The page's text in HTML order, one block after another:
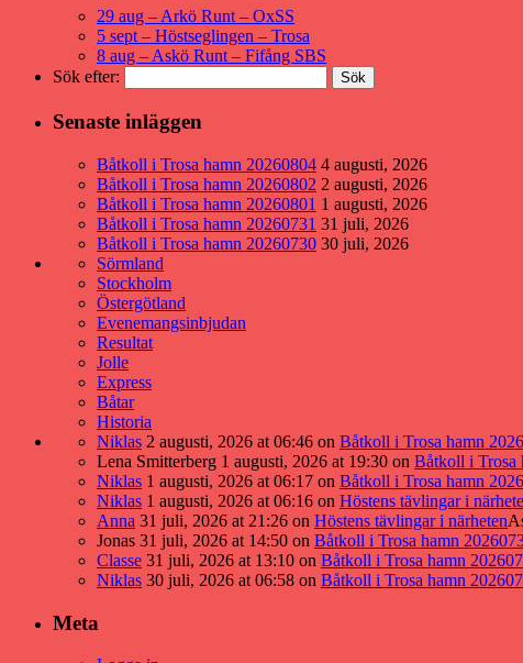
29 aug – Arkö Runt – OxSS
5 sept – Höstseglingen – Trosa
8 aug – Askö Runt – Fifång SBS
Sök efter:
Senaste inläggen
Båtkoll i Trosa hamn 20260804 4 augusti, 2026
Båtkoll i Trosa hamn 20260802 2 augusti, 2026
Båtkoll i Trosa hamn 20260801 1 augusti, 2026
Båtkoll i Trosa hamn 20260731 31 juli, 2026
Båtkoll i Trosa hamn 20260730 30 juli, 2026
Sörmland
Stockholm
Östergötland
Evenemangsinbjudan
Resultat
Jolle
Express
Båtar
Historia
Niklas 2 augusti, 2026 at 06:46 on Båtkoll i Trosa hamn
Lena Smitterberg 1 augusti, 2026 at 19:30 on Båtkoll i Trosa
Niklas 1 augusti, 2026 at 06:17 on Båtkoll i Trosa hamn
Niklas 1 augusti, 2026 at 06:16 on Höstens tävlingar i
Anna 31 juli, 2026 at 21:26 on Höstens tävlingar i närheten
Jonas 31 juli, 2026 at 14:50 on Båtkoll i Trosa hamn
Classe 31 juli, 2026 at 13:10 on Båtkoll i Trosa hamn
Niklas 30 juli, 2026 at 06:58 on Båtkoll i Trosa hamn
Meta